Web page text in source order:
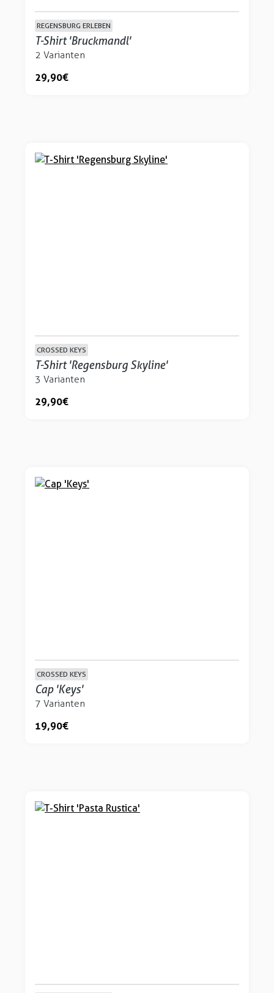
REGENSBURG ERLEBEN
T-Shirt 'Bruckmandl'
2 Varianten
29,90 €
CROSSED KEYS
T-Shirt 'Regensburg Skyline'
3 Varianten
29,90 €
CROSSED KEYS
Cap 'Keys'
7 Varianten
19,90 €